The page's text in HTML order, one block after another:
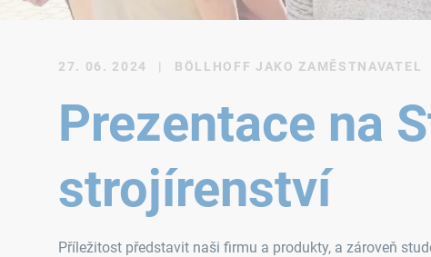
27. 06. 2024 | BÖLLHOFF JAKO ZAMĚSTNAVATEL
Prezentace na
strojírenství
Příležitost představit naši firmu a produkty, a zároveň